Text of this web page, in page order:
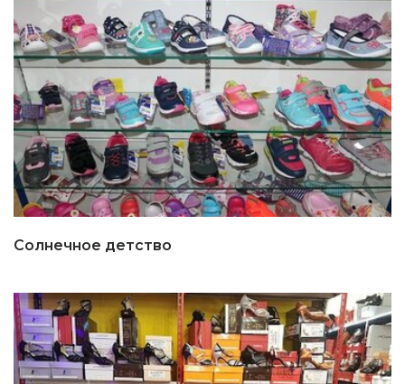
Солнечное детство